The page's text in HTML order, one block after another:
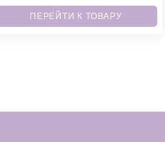
ПЕРЕЙТИ К ТОВАРУ